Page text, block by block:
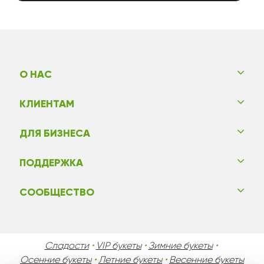
О НАС
КЛИЕНТАМ
ДЛЯ БИЗНЕСА
ПОДДЕРЖКА
СООБЩЕСТВО
Сладости• VIP букеты• Зимние букеты•
Осенние букеты•Летние букеты• Весенние букеты